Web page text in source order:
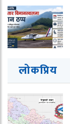
लोकप्रिय